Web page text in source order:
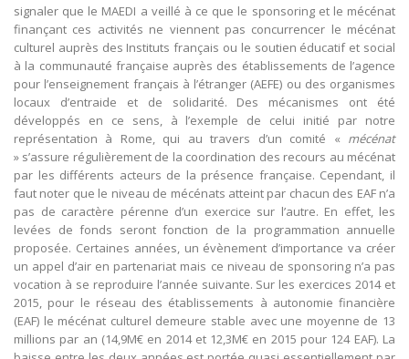
signaler que le MAEDI a veillé à ce que le sponsoring et le mécénat
finançant ces activités ne viennent pas concurrencer le mécénat
culturel auprès des Instituts français ou le soutien éducatif et social
à la communauté française auprès des établissements de l’agence
pour l’enseignement français à l’étranger (AEFE) ou des organismes
locaux d’entraide et de solidarité. Des mécanismes ont été
développés en ce sens, à l’exemple de celui initié par notre
représentation à Rome, qui au travers d’un comité « mécénat
» s’assure régulièrement de la coordination des recours au mécénat
par les différents acteurs de la présence française. Cependant, il
faut noter que le niveau de mécénats atteint par chacun des EAF n’a
pas de caractère pérenne d’un exercice sur l’autre. En effet, les
levées de fonds seront fonction de la programmation annuelle
proposée. Certaines années, un évènement d’importance va créer
un appel d’air en partenariat mais ce niveau de sponsoring n’a pas
vocation à se reproduire l’année suivante. Sur les exercices 2014 et
2015, pour le réseau des établissements à autonomie financière
(EAF) le mécénat culturel demeure stable avec une moyenne de 13
millions par an (14,9M€ en 2014 et 12,3M€ en 2015 pour 124 EAF). La